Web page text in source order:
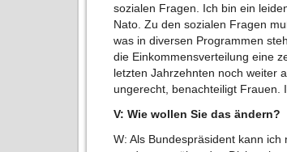
sozialen Fragen. Ich bin ein
Nato. Zu den sozialen Fragen
was in diversen Programmen
die Einkommensverteilung eine
letzten Jahrzehnten noch weiter
ungerecht, benachteiligt Frauen.
V: Wie wollen Sie das ändern?
W: Als Bundespräsident kann